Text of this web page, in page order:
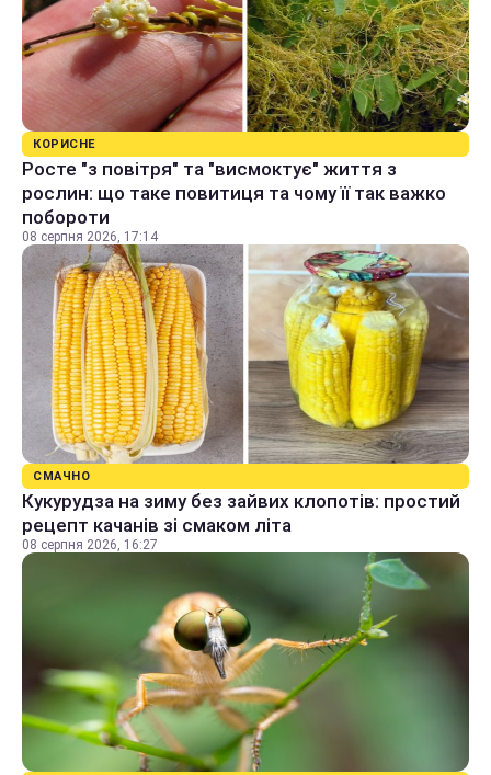
КОРИСНЕ
Росте "з повітря" та "висмоктує" життя з
рослин: що таке повитиця та чому її так важко
побороти
08 серпня 2026, 17:14
СМАЧНО
Кукурудза на зиму без зайвих клопотів: простий
рецепт качанів зі смаком літа
08 серпня 2026, 16:27